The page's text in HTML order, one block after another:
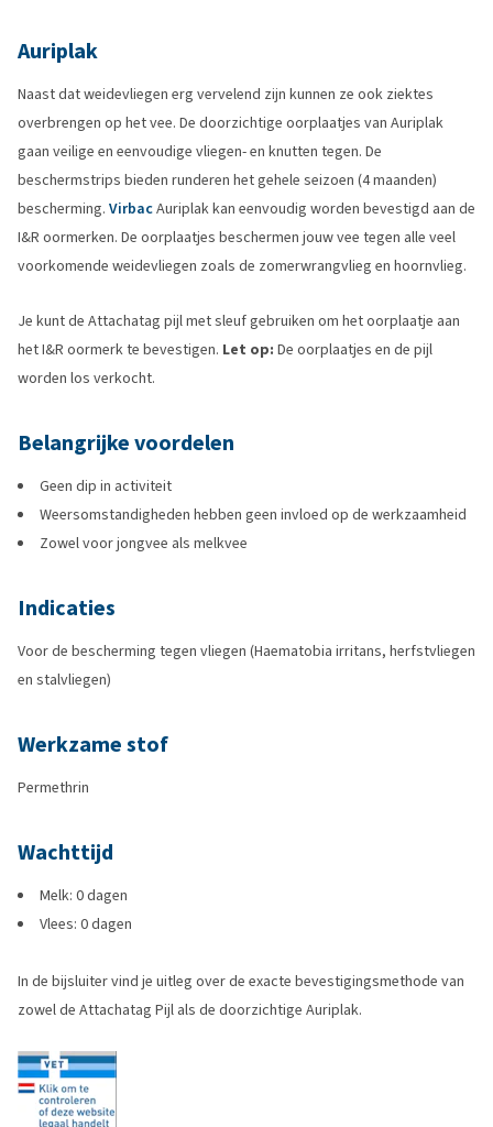
Auriplak
Naast dat weidevliegen erg vervelend zijn kunnen ze ook ziektes
overbrengen op het vee. De doorzichtige oorplaatjes van Auriplak
gaan veilige en eenvoudige vliegen- en knutten tegen. De
beschermstrips bieden runderen het gehele seizoen (4 maanden)
bescherming. VirbacAuriplak kan eenvoudig worden bevestigd aan de
I&R oormerken. De oorplaatjes beschermen jouw vee tegen alle veel
voorkomende weidevliegen zoals de zomerwrangvlieg en hoornvlieg.
Je kunt de Attachatag pijl met sleuf gebruiken om het oorplaatje aan
het I&R oormerk te bevestigen. Let op: De oorplaatjes en de pijl
worden los verkocht.
Belangrijke voordelen
Geen dip in activiteit
Weersomstandigheden hebben geen invloed op de werkzaamheid
Zowel voor jongvee als melkvee
Indicaties
Voor de bescherming tegen vliegen (Haematobia irritans, herfstvliegen
en stalvliegen)
Werkzame stof
Permethrin
Wachttijd
Melk: 0 dagen
Vlees: 0 dagen
In de bijsluiter vind je uitleg over de exacte bevestigingsmethode van
zowel de Attachatag Pijl als de doorzichtige Auriplak.